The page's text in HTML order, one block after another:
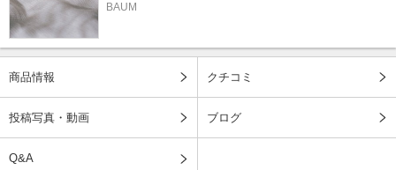
BAUM
商品情報 クチコミ
投稿写真・動画 ブログ
Q&A